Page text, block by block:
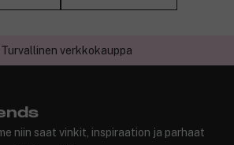
verkkokauppa
niin saat vinkit, inspiraation ja parhaat